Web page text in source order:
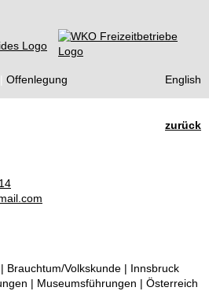
Offenlegung English
zurück
Brauchtum/Volkskunde | Innsbruck
| Museumsführungen | Österreich